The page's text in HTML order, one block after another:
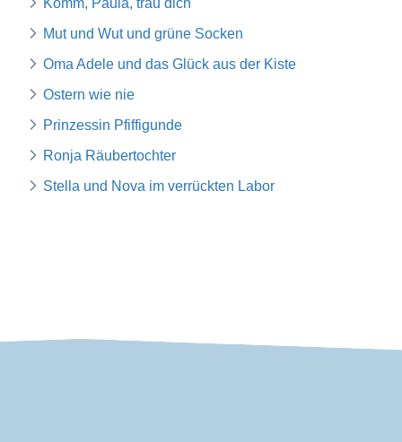
Komm, Paula, trau dich
Mut und Wut und grüne Socken
Oma Adele und das Glück aus der Kiste
Ostern wie nie
Prinzessin Pfiffigunde
Ronja Räubertochter
Stella und Nova im verrückten Labor